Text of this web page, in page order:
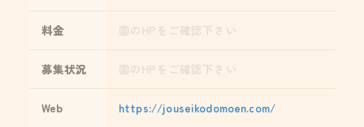
料金
募集状況
Web https://jouseikodomoen.com/